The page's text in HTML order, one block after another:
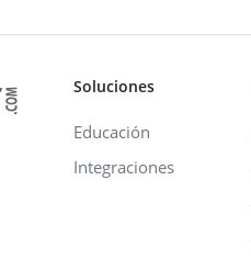
Soluciones
Educación
Integraciones